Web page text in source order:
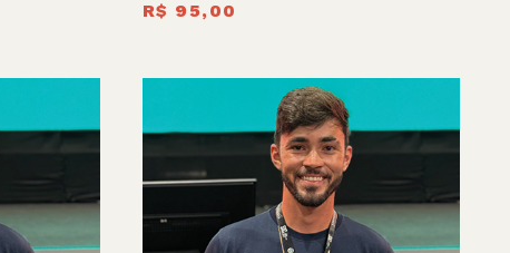
R$ 95,00